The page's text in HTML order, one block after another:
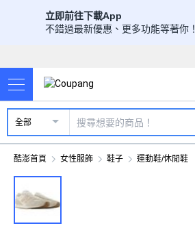
立即前往下載App
不錯過最新優惠、更多功能等著你！
全部
酷澎首頁 女性服飾 鞋子 運動鞋/休閒鞋